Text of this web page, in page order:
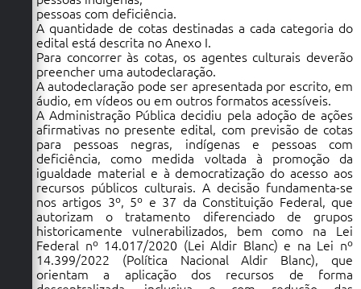
pessoas com deficiência.
A quantidade de cotas destinadas a cada categoria do
edital está descrita no Anexo I.
Para concorrer às cotas, os agentes culturais deverão
preencher uma autodeclaração.
A autodeclaração pode ser apresentada por escrito, em
áudio, em vídeos ou em outros formatos acessíveis.
A Administração Pública decidiu pela adoção de ações
afirmativas no presente edital, com previsão de cotas
para pessoas negras, indígenas e pessoas com
deficiência, como medida voltada à promoção da
igualdade material e à democratização do acesso aos
recursos públicos culturais. A decisão fundamenta-se
nos artigos 3º, 5º e 37 da Constituição Federal, que
autorizam o tratamento diferenciado de grupos
historicamente vulnerabilizados, bem como na Lei
Federal nº 14.017/2020 (Lei Aldir Blanc) e na Lei nº
14.399/2022 (Política Nacional Aldir Blanc), que
orientam a aplicação dos recursos de forma